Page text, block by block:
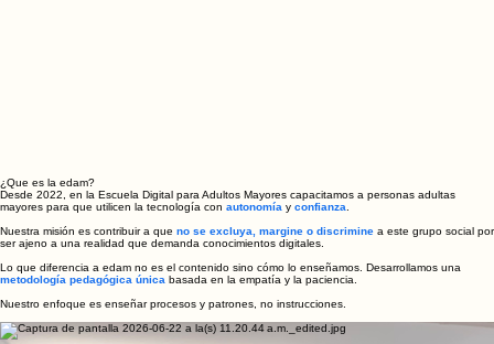
¿Que es la edam?
Desde 2022, en la Escuela Digital para Adultos Mayores capacitamos a personas adultas
mayores para que utilicen la tecnología con
Nuestra misión es contribuir a queno se excluya, margine o discriminea este grupo social por
ser ajeno a una realidad que demanda conocimientos digitales.